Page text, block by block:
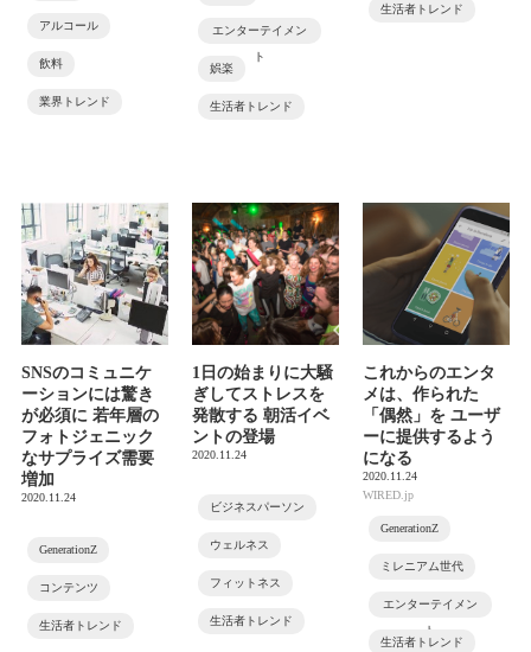
アルコール
飲料
業界トレンド
エンターテイメン
ト
娯楽
生活者トレンド
生活者トレンド
SNSのコミュニケ
ーションには驚き
が必須に 若年層の
フォトジェニック
なサプライズ需要
増加
2020.11.24
GenerationZ
コンテンツ
生活者トレンド
1日の始まりに大騒
ぎしてストレスを
発散する 朝活イベ
ントの登場
2020.11.24
ビジネスパーソン
ウェルネス
フィットネス
生活者トレンド
これからのエンタ
メは、作られた
「偶然」を ユーザ
ーに提供するよう
になる
2020.11.24
WIRED.jp
GenerationZ
ミレニアム世代
エンターテイメン
ト
生活者トレンド